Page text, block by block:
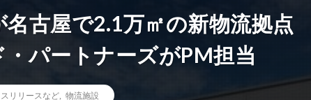
古屋で2.1万㎡の新物流拠点
パートナーズがPM担当
リリースなど 物流施設